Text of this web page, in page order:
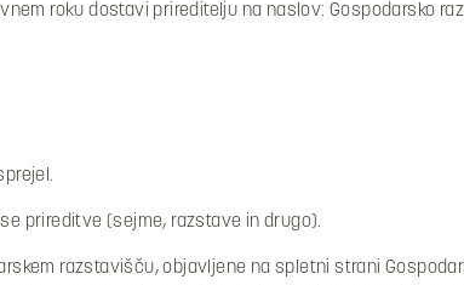
roku dostavi prireditelju na naslov: Gospodarsko
prireditve (sejme, razstave in drugo).
razstavišču, objavljene na spletni strani